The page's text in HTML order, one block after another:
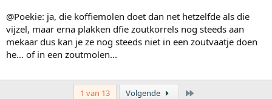
@Poekie: ja, die koffiemolen doet dan net hetzelfde als die
vijzel, maar erna plakken dfie zoutkorrels nog steeds aan
mekaar dus kan je ze nog steeds niet in een zoutvaatje doen
he... of in een zoutmolen...
1 van 13 Volgende